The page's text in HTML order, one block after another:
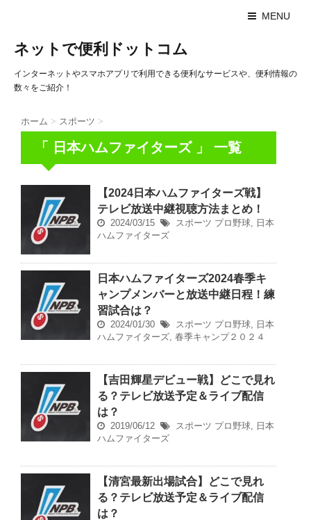
MENU
ネットで便利ドットコム
インターネットやスマホアプリで利用できる便利なサービスや、便利情報の
数々をご紹介！
ホーム > スポーツ >
「 日本ハムファイターズ 」 一覧
【2024日本ハムファイターズ戦】
テレビ放送中継視聴方法まとめ！
2024/03/15 スポーツ プロ野球, 日本
ハムファイターズ
日本ハムファイターズ2024春季キ
ャンプメンバーと放送中継日程！練
習試合は？
2024/01/30 スポーツ プロ野球, 日本
ハムファイターズ, 春季キャンプ２０２４
【吉田輝星デビュー戦】どこで見れ
る？テレビ放送予定＆ライブ配信
は？
2019/06/12 スポーツ プロ野球, 日本
ハムファイターズ
【清宮最新出場試合】どこで見れ
る？テレビ放送予定＆ライブ配信
は？